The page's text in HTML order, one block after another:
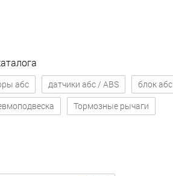
абс датчики абс / ABS
блок абс
Тормозные рычаги